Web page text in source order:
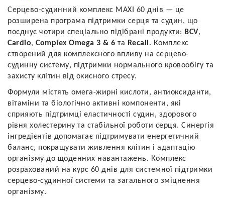
Серцево-судинний комплекс MAXI 60 днів — це
розширена програма підтримки серця та судин, що
поєднує чотири спеціально підібрані продукти: BCV,
Cardio, Complex Omega 3 & 6 та Recall . Комплекс
створений для комплексного впливу на серцево-
судинну систему, підтримки нормального кровообігу та
захисту клітин від окисного стресу.
Формули містять омега-жирні кислоти, антиоксиданти,
вітаміни та біологічно активні компоненти, які
сприяють підтримці еластичності судин, здорового
рівня холестерину та стабільної роботи серця. Синергія
інгредієнтів допомагає підтримувати енергетичний
баланс, покращувати живлення клітин і адаптацію
організму до щоденних навантажень. Комплекс
розрахований на курс 60 днів для системної підтримки
серцево-судинної системи та загального зміцнення
організму.